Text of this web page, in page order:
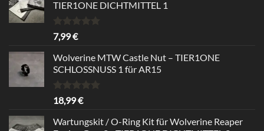
TIER1ONE DICHTMITTEL 1
Bewertet
mit
von 5
7,99€
Wolverine MTW Castle Nut – TIER1ONE
SCHLOSSNUSS 1 für AR15
Bewertet
mit
von 5
18,99€
Wartungskit / O-Ring Kit für Wolverine Reaper